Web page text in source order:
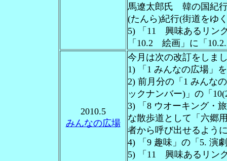
馬遼太郎氏 韓の国紀
(たんら)紀行(街道をゆ
5) 「11 興味あるリン
「10.2 絵画」に「
2010.5
みんなの広場
今月は次の改訂をしま
1) 「1 みんなの広場」
2) 前月分の「1 みんな
ックナンバー)」の「
3) 「8 ウオーキング・
な散歩道として「六郷
者から呼び出せるよう
4) 「9 趣味」の「5. 演
5) 「11 興味あるリン